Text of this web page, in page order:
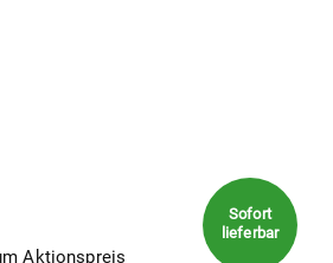
Aktionspreis